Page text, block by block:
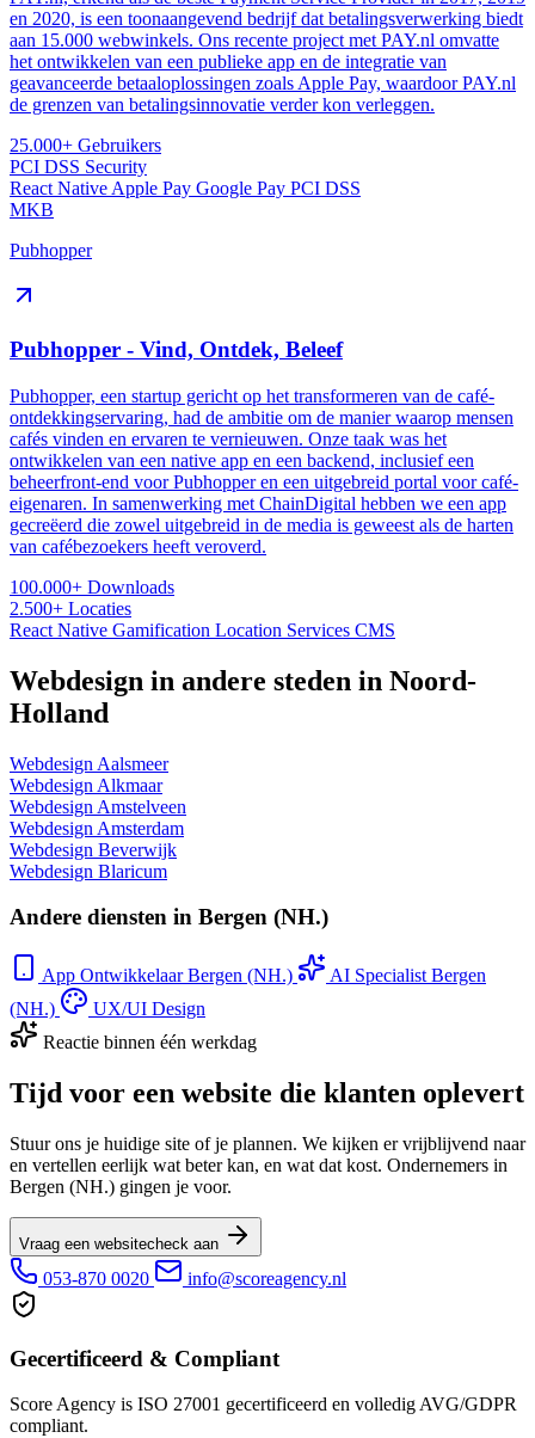
en 2020, is een toonaangevend bedrijf dat betalingsverwerking biedt
aan 15.000 webwinkels. Ons recente project met PAY.nl omvatte
het ontwikkelen van een publieke app en de integratie van
geavanceerde betaaloplossingen zoals Apple Pay, waardoor PAY.nl
de grenzen van betalingsinnovatie verder kon verleggen.
25.000+ Gebruikers
PCI DSS Security
React Native Apple Pay Google Pay PCI DSS
MKB
Pubhopper
Pubhopper - Vind, Ontdek, Beleef
Pubhopper, een startup gericht op het transformeren van de café-
ontdekkingservaring, had de ambitie om de manier waarop mensen
cafés vinden en ervaren te vernieuwen. Onze taak was het
ontwikkelen van een native app en een backend, inclusief een
beheerfront-end voor Pubhopper en een uitgebreid portal voor café-
eigenaren. In samenwerking met ChainDigital hebben we een app
gecreëerd die zowel uitgebreid in de media is geweest als de harten
van cafébezoekers heeft veroverd.
100.000+ Downloads
2.500+ Locaties
React Native Gamification Location Services CMS
Webdesign in andere steden in Noord-
Holland
Webdesign Aalsmeer
Webdesign Alkmaar
Webdesign Amstelveen
Webdesign Amsterdam
Webdesign Beverwijk
Webdesign Blaricum
Andere diensten in Bergen (NH.)
App Ontwikkelaar Bergen (NH.)
AI Specialist Bergen
(NH.)
UX/UI Design
Reactie binnen één werkdag
Tijd voor een website die klanten oplevert
Stuur ons je huidige site of je plannen. We kijken er vrijblijvend naar
en vertellen eerlijk wat beter kan, en wat dat kost. Ondernemers in
Bergen (NH.) gingen je voor.
Vraag een websitecheck aan
053-870 0020 info@scoreagency.nl
Gecertificeerd & Compliant
Score Agency is ISO 27001 gecertificeerd en volledig AVG/GDPR
compliant.